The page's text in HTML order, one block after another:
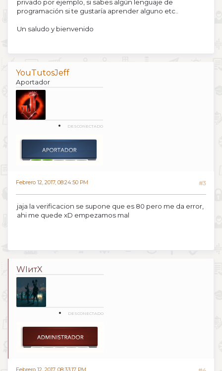
privado por ejemplo, si sabes algún lenguaje de
programación si te gustaría aprender alguno etc..
Un saludo y bienvenido
YouTutosJeff
Aportador
DESCONECTADO
Febrero 12, 2017, 08:24:50 PM #3
jaja la verificacion se supone que es 80 pero me da error,
ahi me quede xD empezamos mal
WIитX
DESCONECTADO